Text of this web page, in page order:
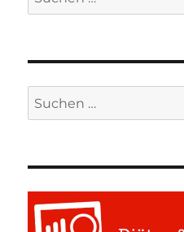
nach:
Suchen
nach: